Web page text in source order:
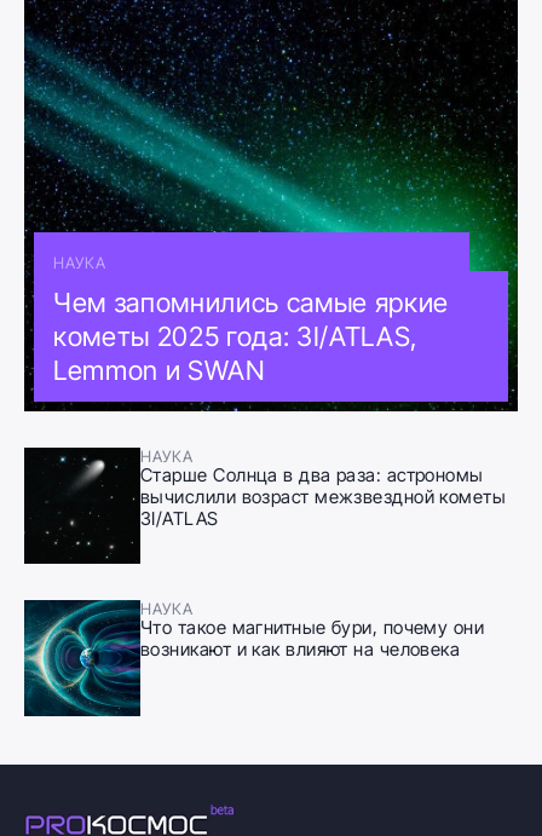
НАУКА
Чем запомнились самые яркие
кометы 2025 года: 3I/ATLAS,
Lemmon и SWAN
НАУКА
Старше Солнца в два раза: астрономы
вычислили возраст межзвездной кометы
3I/ATLAS
НАУКА
Что такое магнитные бури, почему они
возникают и как влияют на человека